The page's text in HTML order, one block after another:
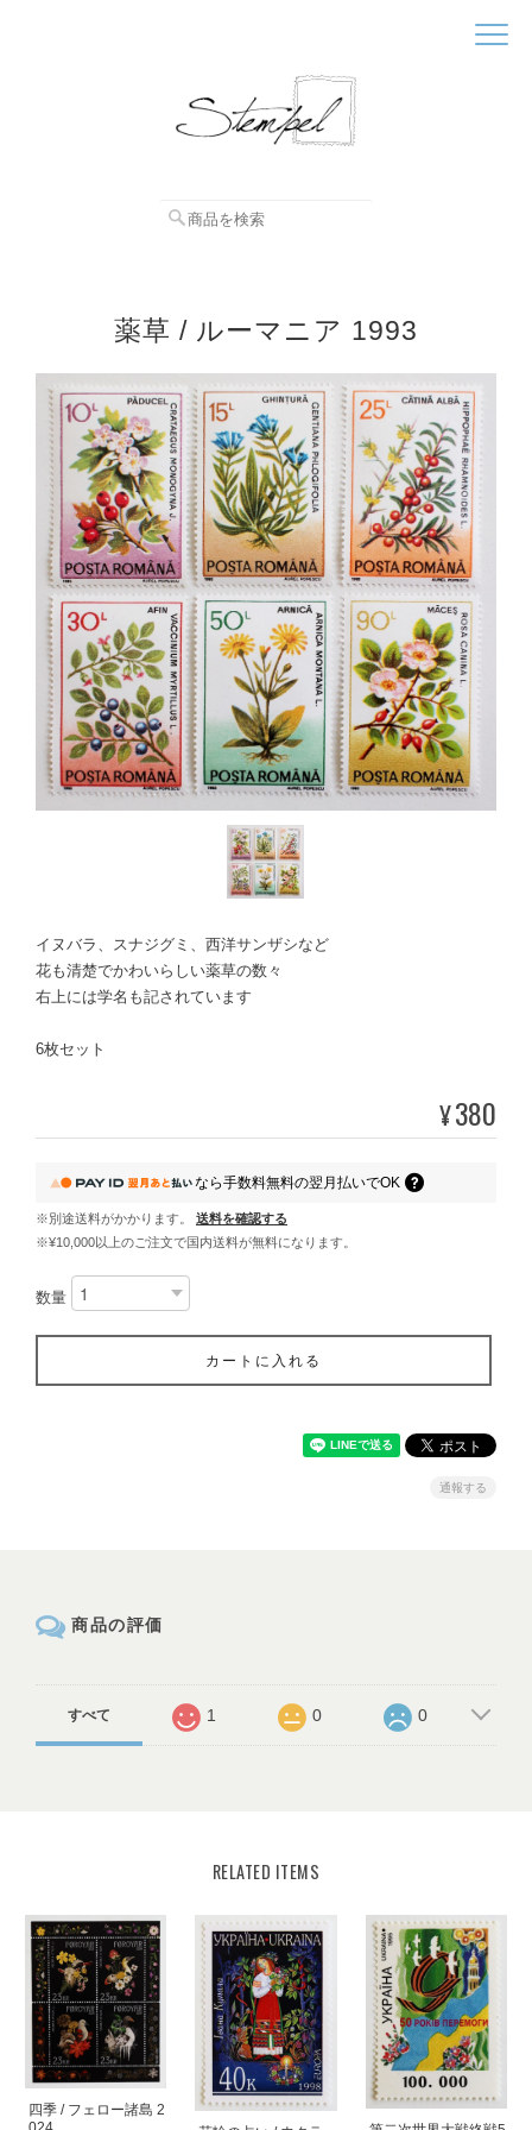
薬草 / ルーマニア 1993
イヌバラ、スナジグミ、西洋サンザシなど
花も清楚でかわいらしい薬草の数々
右上には学名も記されています
6枚セット
¥380
なら手数料無料の翌月払いでOK
※別途送料がかかります。
送料を確認する
※¥10,000以上のご注文で国内送料が無料になります。
数量
カートに入れる
通報する
商品の評価
すべて 1 0 0
RELATED ITEMS
四季 / フェロー諸島 2